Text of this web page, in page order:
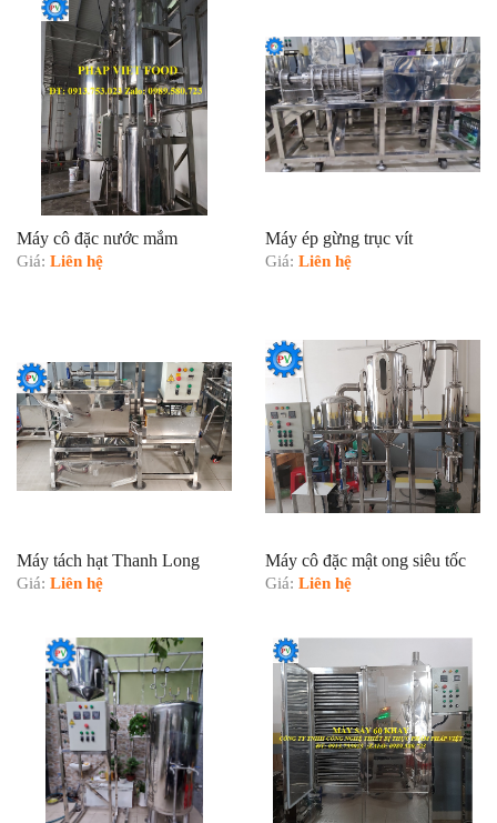
Máy cô đặc nước mắm
Giá: Liên hệ
Máy ép gừng trục vít
Giá: Liên hệ
Máy tách hạt Thanh Long
Giá: Liên hệ
Máy cô đặc mật ong siêu tốc
Giá: Liên hệ